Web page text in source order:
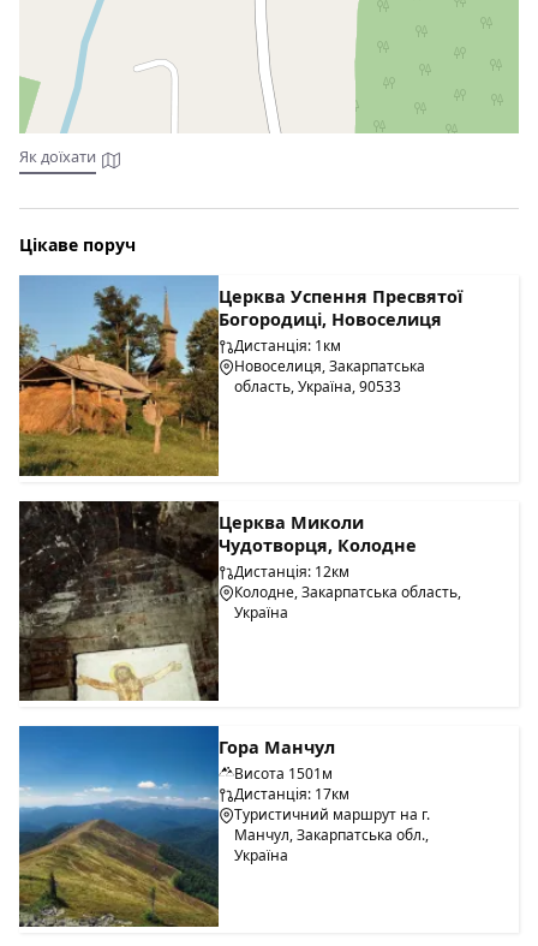
Як доїхати
Цікаве поруч
Церква Успення Пресвятої
Богородиці, Новоселиця
Дистанція: 1км
Новоселиця, Закарпатська
область, Україна, 90533
Церква Миколи
Чудотворця, Колодне
Дистанція: 12км
Колодне, Закарпатська область,
Україна
Гора Манчул
Висота 1501м
Дистанція: 17км
Туристичний маршрут на г.
Манчул, Закарпатська обл.,
Україна